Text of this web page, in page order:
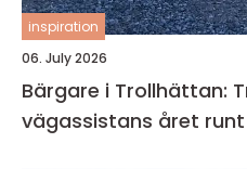
inspiration
06. July 2026
Bärgare i Trollhättan:
vägassistans året runt